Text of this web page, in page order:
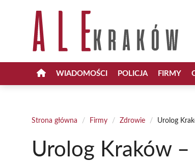
WIADOMOŚCI POLICJA FIRMY
Strona główna / Firmy / Zdrowie / Urolog
Urolog Kraków